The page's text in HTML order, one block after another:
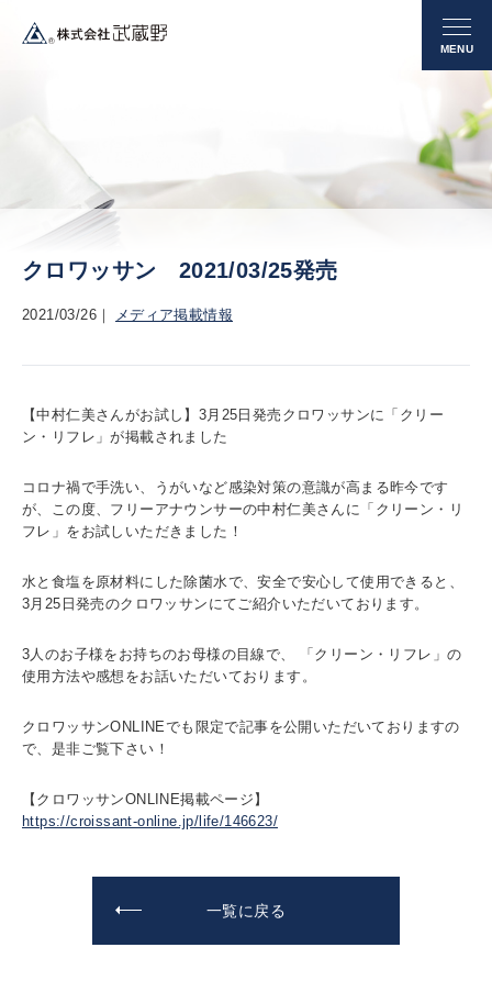
クロワッサン 2021/03/25発売
2021/03/26 メディア掲載情報
【中村仁美さんがお試し】3月25日発売クロワッサンに「クリー
ン・リフレ」が掲載されました
コロナ禍で手洗い、うがいなど感染対策の意識が高まる昨今です
が、この度、フリーアナウンサーの中村仁美さんに「クリーン・リ
フレ」をお試しいただきました！
水と食塩を原材料にした除菌水で、安全で安心して使用できると、
3月25日発売のクロワッサンにてご紹介いただいております。
3人のお子様をお持ちのお母様の目線で、 「クリーン・リフレ」の
使用方法や感想をお話いただいております。
クロワッサンONLINEでも限定で記事を公開いただいておりますの
で、是非ご覧下さい！
【クロワッサンONLINE掲載ページ】
https://croissant-online.jp/life/146623/
一覧に戻る